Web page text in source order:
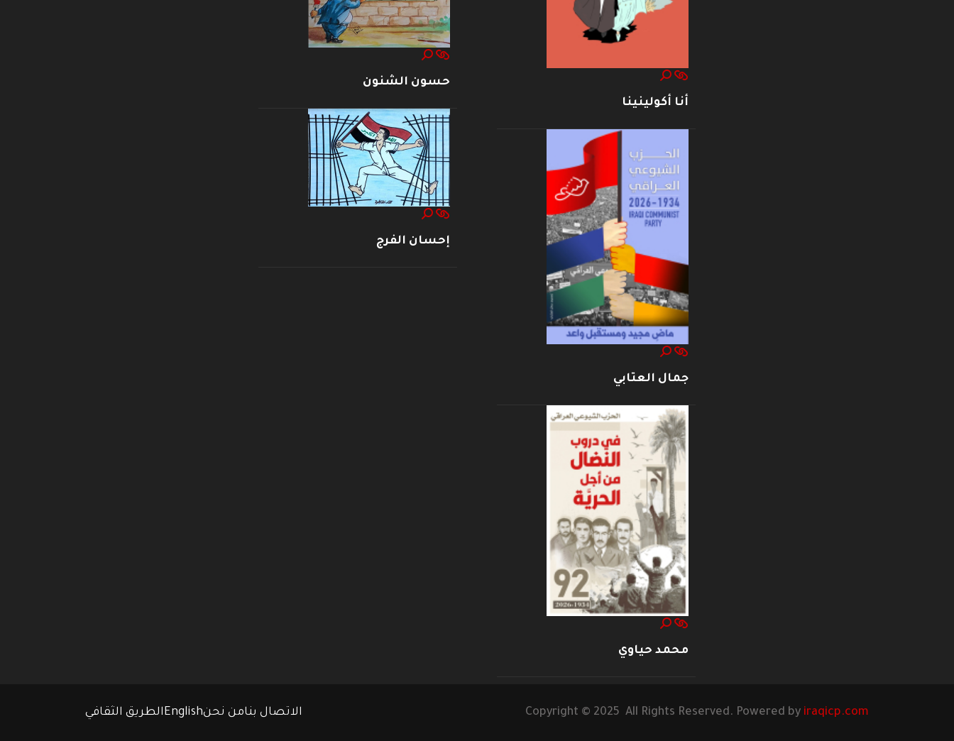
أنا أكولينينا
جمال العتابي
محمد حياوي
حسون الشنون
إحسان الفرج
Copyright © 2025 All Rights Reserved. Powered by iraqicp.com الاتصال بنامن نحنEnglishالطريق الثقافي